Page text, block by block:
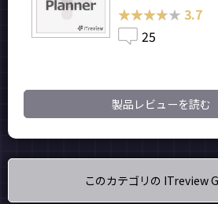
★★★★★
★★★★★ 3.7
25
製品レビューを読む
このカテゴリの ITreview